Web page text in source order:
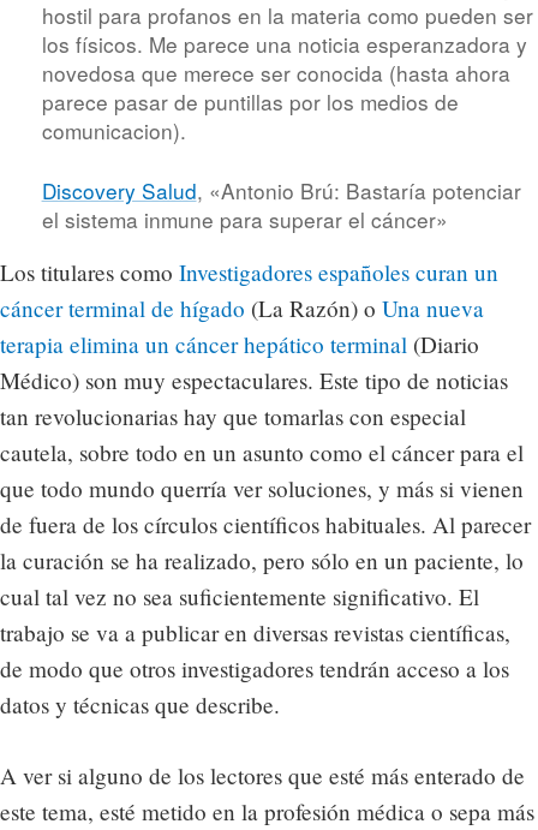
hostil para profanos en la materia como pueden ser
los físicos. Me parece una noticia esperanzadora y
novedosa que merece ser conocida (hasta ahora
parece pasar de puntillas por los medios de
comunicacion).
Discovery Salud, «Antonio Brú: Bastaría potenciar
el sistema inmune para superar el cáncer»
Los titulares como Investigadores españoles curan un
cáncer terminal de hígado (La Razón) o Una nueva
terapia elimina un cáncer hepático terminal (Diario
Médico) son muy espectaculares. Este tipo de noticias
tan revolucionarias hay que tomarlas con especial
cautela, sobre todo en un asunto como el cáncer para el
que todo mundo querría ver soluciones, y más si vienen
de fuera de los círculos científicos habituales. Al parecer
la curación se ha realizado, pero sólo en un paciente, lo
cual tal vez no sea suficientemente significativo. El
trabajo se va a publicar en diversas revistas científicas,
de modo que otros investigadores tendrán acceso a los
datos y técnicas que describe.
A ver si alguno de los lectores que esté más enterado de
este tema, esté metido en la profesión médica o sepa más